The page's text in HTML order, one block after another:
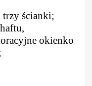
trzy ścianki;
okienko